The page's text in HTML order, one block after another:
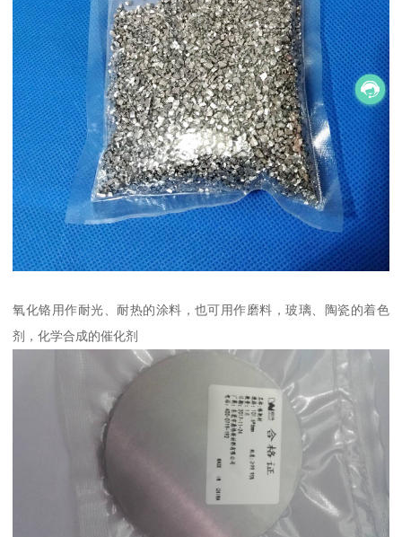
氧化铬用作耐光、耐热的涂料，也可用作磨料，玻璃、陶瓷的着色
剂，化学合成的催化剂